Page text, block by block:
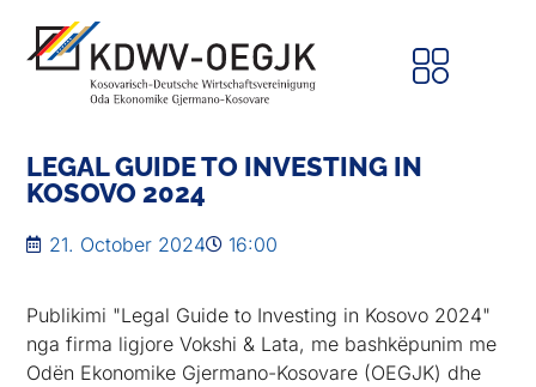
LEGAL GUIDE TO INVESTING IN
KOSOVO 2024
21. October 2024 16:00
Publikimi "Legal Guide to Investing in Kosovo 2024"
nga firma ligjore Vokshi & Lata, me bashkëpunim me
Odën Ekonomike Gjermano-Kosovare (OEGJK) dhe